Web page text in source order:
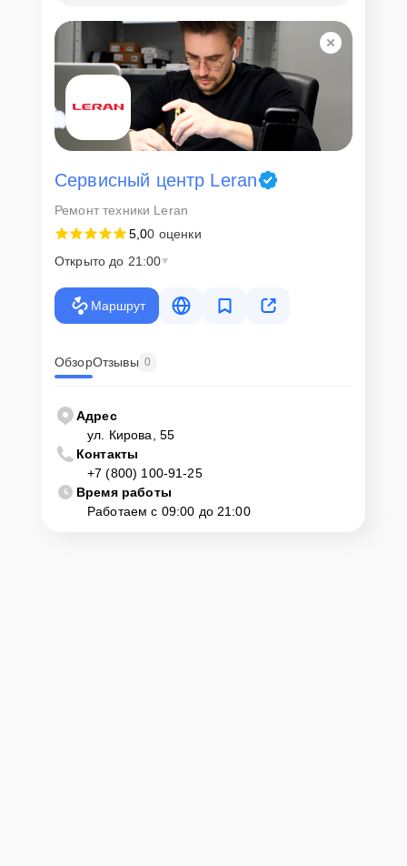
Сервисный центр Leran
Ремонт техники Leran
5,00 оценки
Открыто до 21:00
Маршрут
ОбзорОтзывы 0
Адрес
ул. Кирова, 55
Контакты
+7 (800) 100-91-25
Время работы
Работаем с 09:00 до 21:00